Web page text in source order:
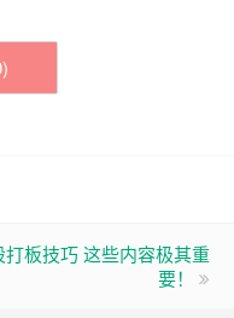
)
打板技巧 这些内容极其重
要！